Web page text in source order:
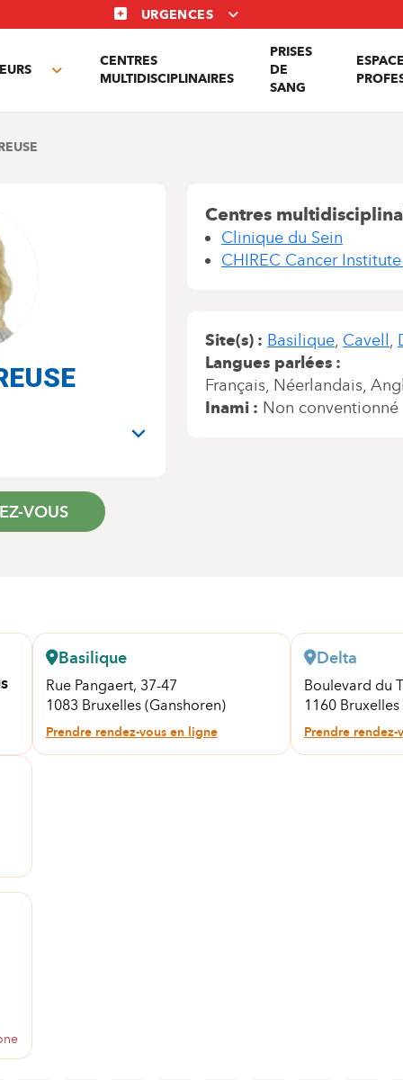
URGENCES
Toggle
CENTRES
MULTIDISCIPLINAIRES
PRISES
DE
SANG
ESPACE
VOUS
Centres
Clinique du Sein
CHIREC Cancer
Site(s) Basilique Cavell
Langues parlées
Français Néerlandais
Inami
Non conventionné
Basilique
Rue Pangaert, 37-47
1083 Bruxelles (Ganshoren)
Prendre rendez-vous en ligne
Delta
Boulevard du
1160
Prendre